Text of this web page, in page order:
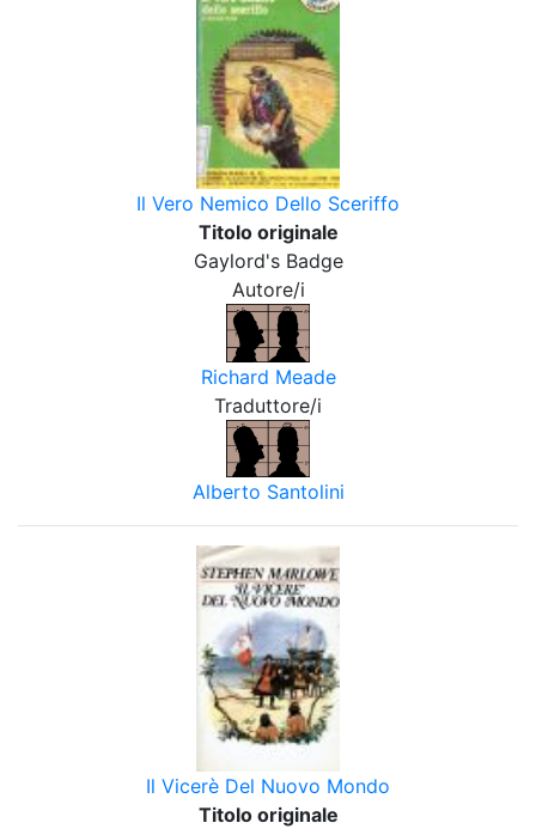
Il Vero Nemico Dello Sceriffo
Titolo originale
Gaylord's Badge
Autore/i
Richard Meade
Traduttore/i
Alberto Santolini
Il Vicerè Del Nuovo Mondo
Titolo originale